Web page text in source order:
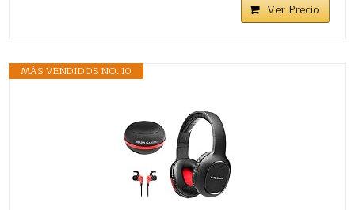
Ver Precio
MÁS VENDIDOS NO. 10